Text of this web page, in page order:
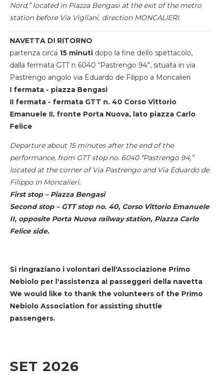
Nord,” located in Piazza Bengasi at the exit of the metro
station before Via Vigliani, direction MONCALIERI.
NAVETTA DI RITORNO
partenza circa 15 minuti dopo la fine dello spettacolo,
dalla fermata GTT n 6040 “Pastrengo 94”, situata in via
Pastrengo angolo via Eduardo de Filippo a Moncalieri
I fermata - piazza Bengasi
II fermata - fermata GTT n. 40 Corso Vittorio
Emanuele II, fronte Porta Nuova, lato piazza Carlo
Felice
Departure about 15 minutes after the end of the
performance, from GTT stop no. 6040 “Pastrengo 94,”
located at the corner of Via Pastrengo and Via Eduardo de
Filippo in Moncalieri.
First stop – Piazza Bengasi
Second stop – GTT stop no. 40, Corso Vittorio Emanuele
II, opposite Porta Nuova railway station, Piazza Carlo
Felice side.
Si ringraziano i volontari dell'Associazione Primo
Nebiolo per l'assistenza ai passeggeri della navetta
We would like to thank the volunteers of the Primo
Nebiolo Association for assisting shuttle
passengers.
SET 2026